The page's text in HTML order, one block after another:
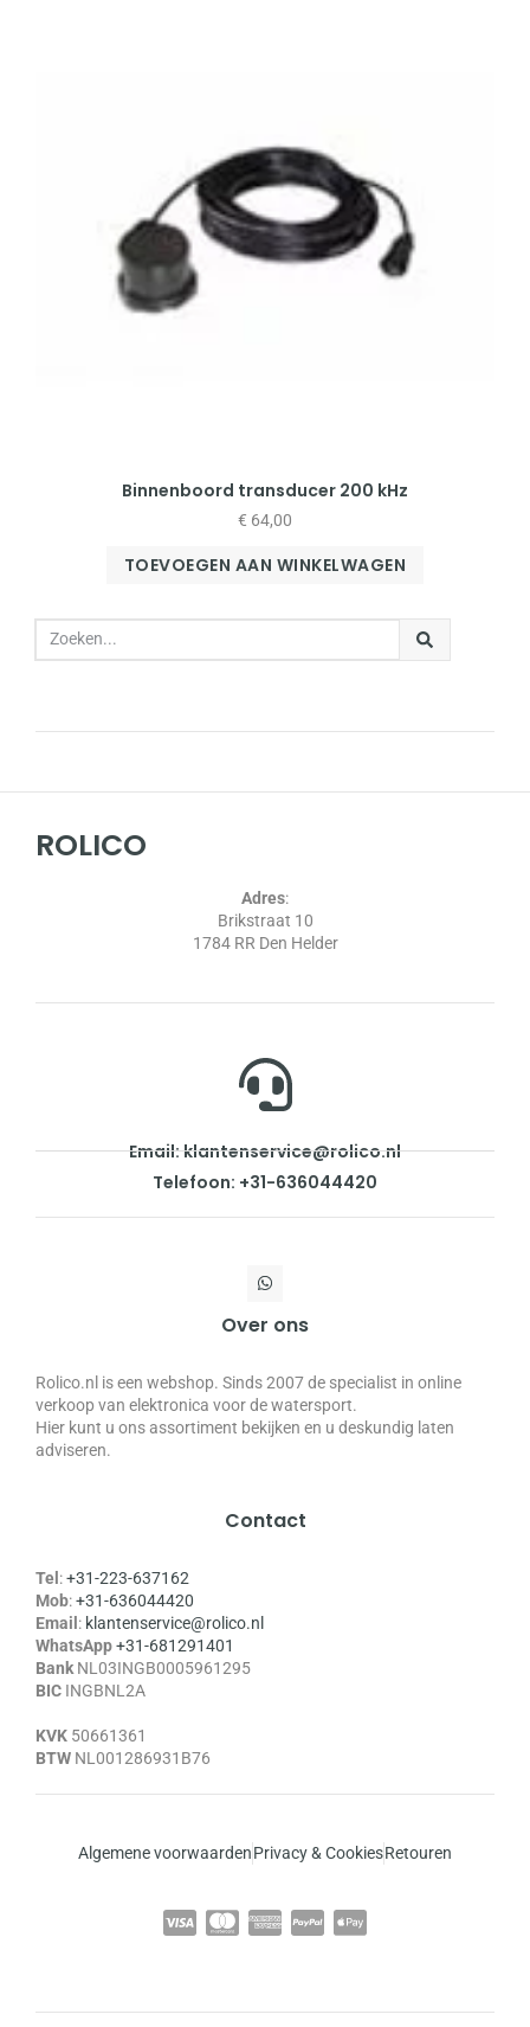
Binnenboord transducer 200 kHz
€ 64,00
TOEVOEGEN AAN WINKELWAGEN
ROLICO
Adres:
Brikstraat 10
1784 RR Den Helder
Email: klantenservice@rolico.nl
Telefoon: +31-636044420
Over ons
Rolico.nl is een webshop. Sinds 2007 de specialist in online
verkoop van elektronica voor de watersport.
Hier kunt u ons assortiment bekijken en u deskundig laten
adviseren.
Contact
Tel:+31-223-637162
Mob:+31-636044420
Email: klantenservice@rolico.nl
WhatsApp+31-681291401
Bank NL03INGB0005961295
BIC INGBNL2A
KVK 50661361
BTW NL001286931B76
Algemene voorwaardenPrivacy & CookiesRetouren